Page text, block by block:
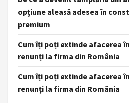
opțiune aleasă adesea în
premium
Cum îți poți extinde afacerea
renunți la firma din România
Cum îți poți extinde afacerea
renunți la firma din România